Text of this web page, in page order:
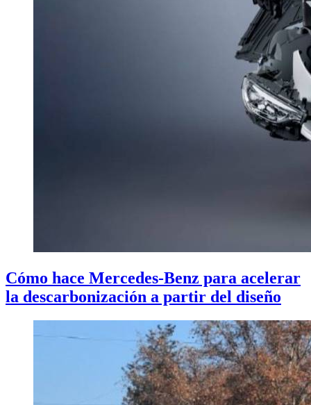
Cómo hace Mercedes-Benz para acelerar
la descarbonización a partir del diseño